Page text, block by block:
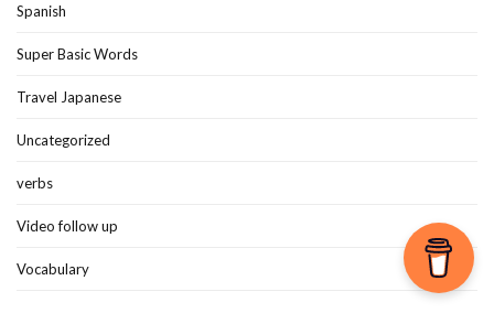
Spanish
Super Basic Words
Travel Japanese
Uncategorized
verbs
Video follow up
Vocabulary